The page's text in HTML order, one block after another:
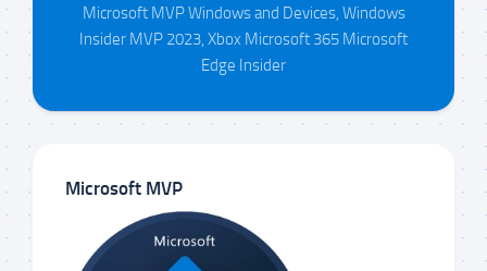
Microsoft MVP Windows and Devices, Windows
Insider MVP 2023, Xbox Microsoft 365 Microsoft
Edge Insider
Microsoft MVP